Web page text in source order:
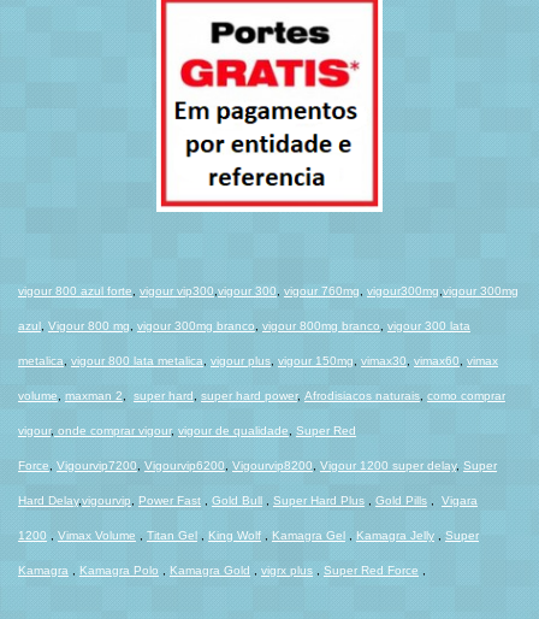
vigour 800 azul forte vigour vip300 vigour 300, vigour 760mg vigour300mg vigour 300mg
azul, Vigour 800 mg vigour 300mg branco vigour 800mg branco vigour 300 lata
metalica vigour 800 lata metalica vigour plus, vigour 150mg vimax30 vimax60 vimax
volume maxman 2 super hard super hard power, Afrodisiacos naturais, como comprar
vigour, onde comprar vigour, vigour de qualidade Super Red
Force Vigourvip7200 Vigourvip6200 Vigourvip8200 Vigour 1200 super delay, Super
Hard Delay,vigourvip Power Fast, Gold Bull, Super Hard Plus, Gold Pills, Vigara
1200 Vimax Volume Titan Gel, King Wolf, Kamagra Gel, Kamagra Jelly, Super
Kamagra Kamagra Polo Kamagra Gold vigrx plus, Super Red Force